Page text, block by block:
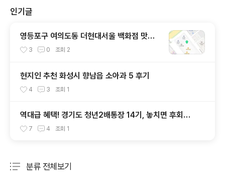
인기글
영등포구 여의도동 더현대서울 백화점 맛집
베스트3 추천
3 0 조회 2
현지인 추천 화성시 향남읍 소아과 5 후기
4 3 조회 1
역대급 혜택! 경기도 청년2배통장 14기, 놓치면 후회할
핵심 분석!
7 4 조회 1
분류 전체보기